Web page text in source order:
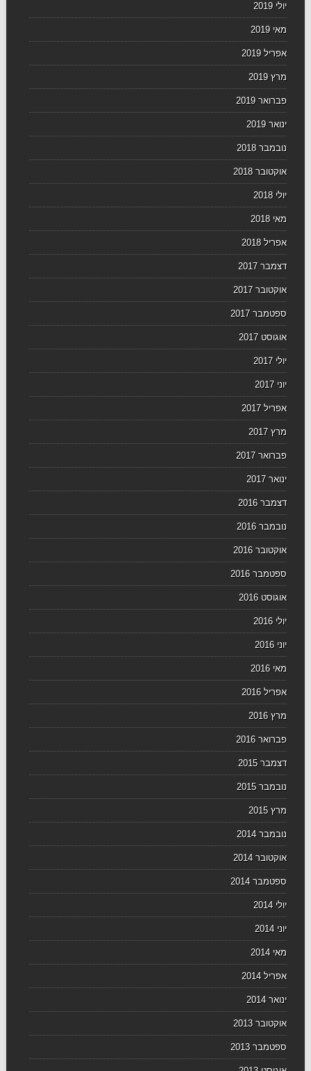
יולי 2019
מאי 2019
אפריל 2019
מרץ 2019
פברואר 2019
ינואר 2019
נובמבר 2018
אוקטובר 2018
יולי 2018
מאי 2018
אפריל 2018
דצמבר 2017
אוקטובר 2017
ספטמבר 2017
אוגוסט 2017
יולי 2017
יוני 2017
אפריל 2017
מרץ 2017
פברואר 2017
ינואר 2017
דצמבר 2016
נובמבר 2016
אוקטובר 2016
ספטמבר 2016
אוגוסט 2016
יולי 2016
יוני 2016
מאי 2016
אפריל 2016
מרץ 2016
פברואר 2016
דצמבר 2015
נובמבר 2015
מרץ 2015
נובמבר 2014
אוקטובר 2014
ספטמבר 2014
יולי 2014
יוני 2014
מאי 2014
אפריל 2014
ינואר 2014
אוקטובר 2013
ספטמבר 2013